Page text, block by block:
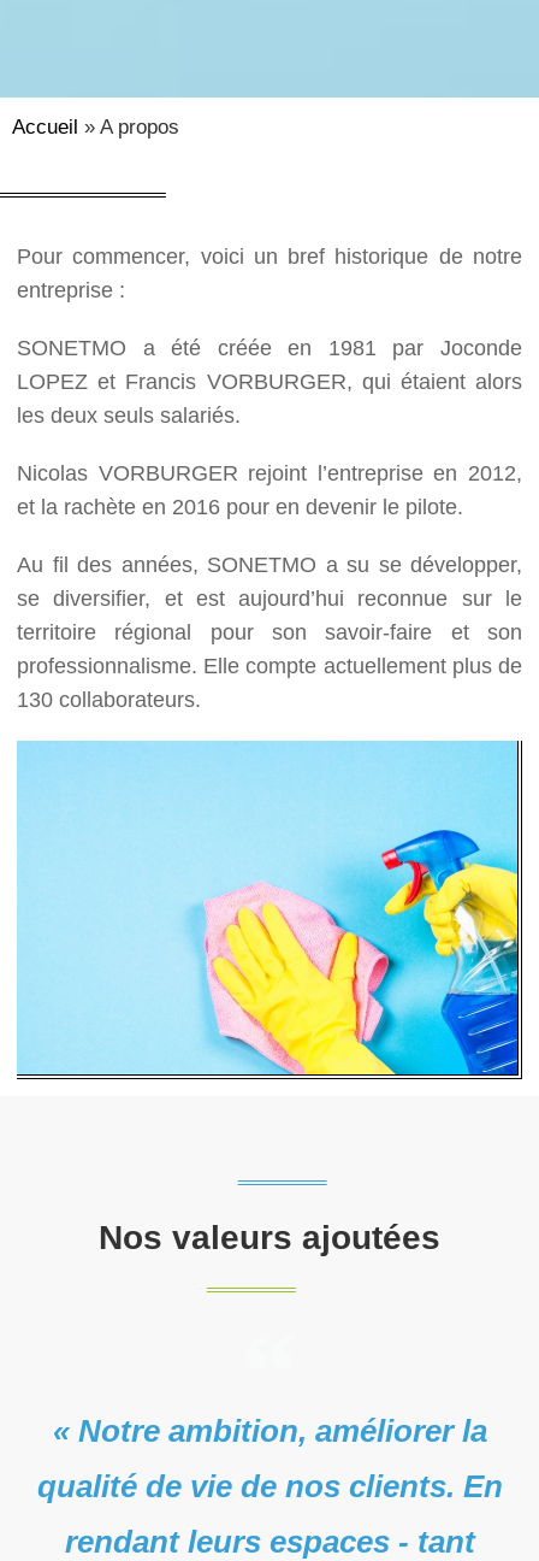
Accueil » A propos
Pour commencer, voici un bref historique de notre
entreprise :
SONETMO a été créée en 1981 par Joconde
LOPEZ et Francis VORBURGER, qui étaient alors
les deux seuls salariés.
Nicolas VORBURGER rejoint l’entreprise en 2012,
et la rachète en 2016 pour en devenir le pilote.
Au fil des années, SONETMO a su se développer,
se diversifier, et est aujourd’hui reconnue sur le
territoire régional pour son savoir-faire et son
professionnalisme. Elle compte actuellement plus de
130 collaborateurs.
Nos valeurs ajoutées
« Notre ambition, améliorer la
qualité de vie de nos clients. En
rendant leurs espaces - tant